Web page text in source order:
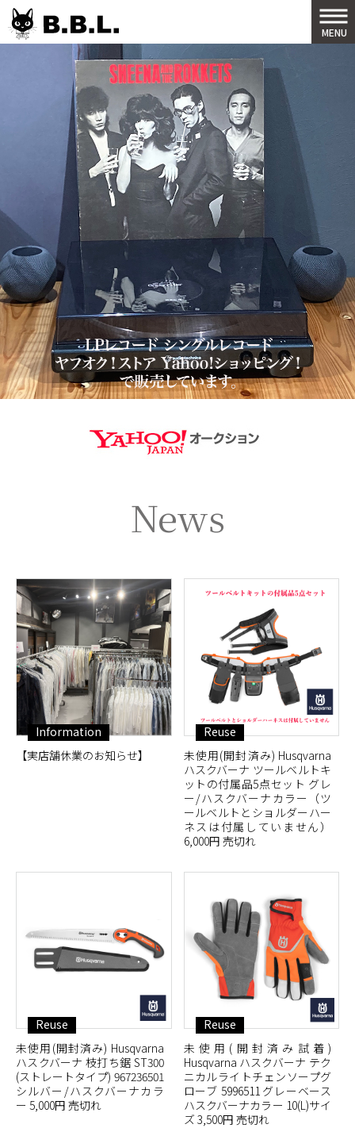
MENU
News
Information
【実店舗休業のお知らせ】
Reuse
未使用(開封済み) Husqvarna
ハスクバーナ ツールベルトキ
ットの付属品5点セット グレ
ー/ハスクバーナカラー（ツ
ールベルトとショルダーハー
ネスは付属していません）
6,000円 売切れ
Reuse
未使用(開封済み) Husqvarna
ハスクバーナ 枝打ち鋸 ST300
(ストレートタイプ) 967236501
シルバー/ハスクバーナカラ
ー 5,000円 売切れ
Reuse
未使用(開封済み試着)
Husqvarna ハスクバーナ テク
ニカルライトチェンソープグ
ローブ 5996511 グレーベース
ハスクバーナカラー 10(L)サイ
ズ 3,500円 売切れ